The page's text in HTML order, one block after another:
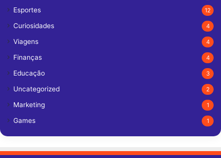
Esportes 12
Curiosidades 4
Viagens 4
Finanças 4
Educação 3
Uncategorized 2
Marketing 1
Games 1